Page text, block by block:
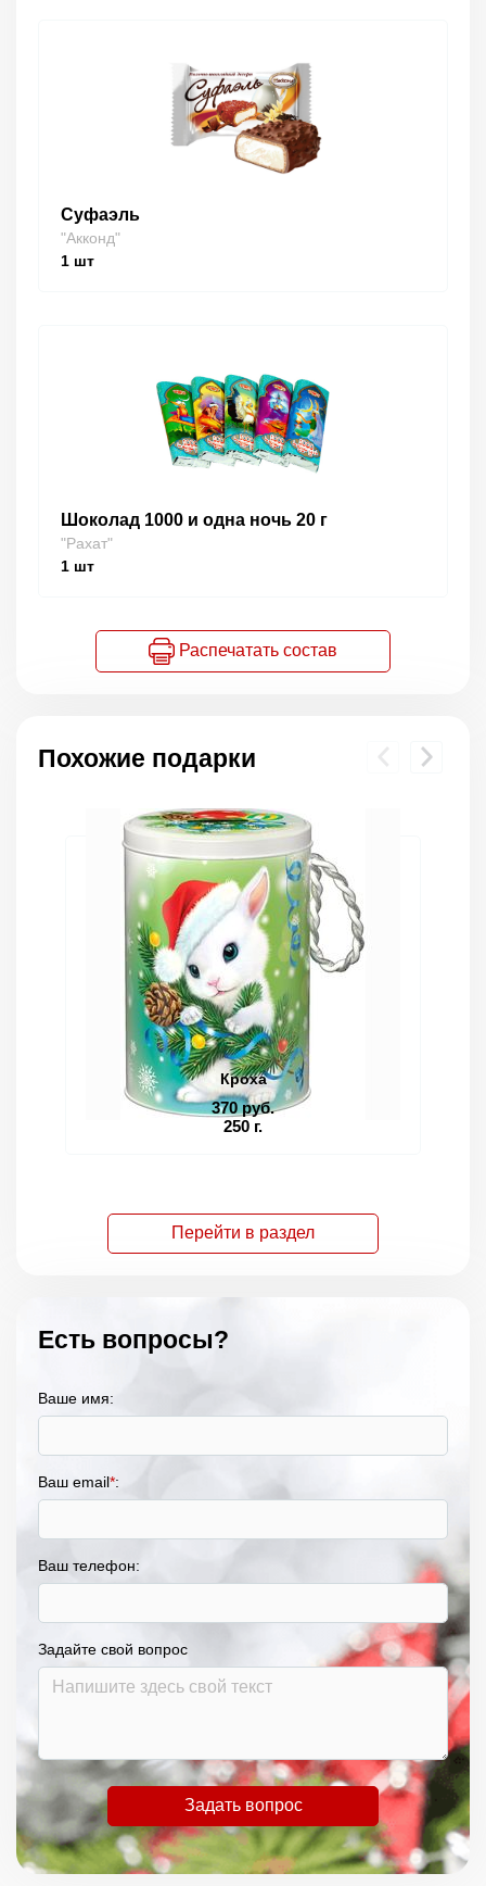
Суфаэль
"Акконд"
1 шт
Шоколад 1000 и одна ночь 20 г
"Рахат"
1 шт
Распечатать состав
Похожие подарки
Кроха
370 руб.
250 г.
Перейти в раздел
Есть вопросы?
Ваше имя:
Ваш email*:
Ваш телефон:
Задайте свой вопрос
Задать вопрос